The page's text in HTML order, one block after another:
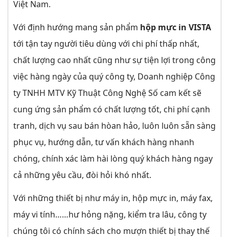
Việt Nam.
Với định hướng mang sản phẩm hộp mực in VISTA
tới tận tay người tiêu dùng với chi phí thấp nhất,
chất lượng cao nhất cũng như sự tiện lợi trong công
việc hàng ngày của quý công ty, Doanh nghiệp Công
ty TNHH MTV Kỹ Thuật Công Nghệ Số cam kết sẽ
cung ứng sản phẩm có chất lượng tốt, chi phí cạnh
tranh, dịch vụ sau bán hòan hảo, luôn luôn sẵn sàng
phục vụ, hướng dẫn, tư vấn khách hàng nhanh
chóng, chính xác làm hài lòng quý khách hàng ngay
cả những yêu cầu, đòi hỏi khó nhất.
Với những thiết bị như máy in, hộp mực in, máy fax,
máy vi tính……hư hỏng nặng, kiểm tra lâu, công ty
chúng tôi có chính sách cho mượn thiết bị thay thế